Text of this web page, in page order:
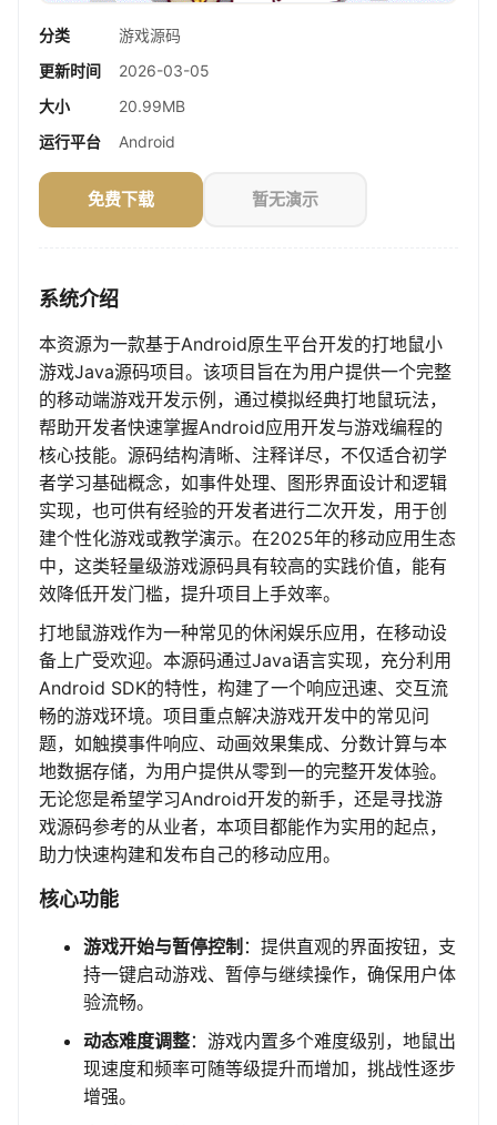
分类
游戏源码
更新时间
2026-03-05
大小
20.99MB
运行平台
Android
免费下载 暂无演示
系统介绍
本资源为一款基于Android原生平台开发的打地鼠小
游戏Java源码项目。该项目旨在为用户提供一个完整
的移动端游戏开发示例，通过模拟经典打地鼠玩法，
帮助开发者快速掌握Android应用开发与游戏编程的
核心技能。源码结构清晰、注释详尽，不仅适合初学
者学习基础概念，如事件处理、图形界面设计和逻辑
实现，也可供有经验的开发者进行二次开发，用于创
建个性化游戏或教学演示。在2025年的移动应用生态
中，这类轻量级游戏源码具有较高的实践价值，能有
效降低开发门槛，提升项目上手效率。
打地鼠游戏作为一种常见的休闲娱乐应用，在移动设
备上广受欢迎。本源码通过Java语言实现，充分利用
Android SDK的特性，构建了一个响应迅速、交互流
畅的游戏环境。项目重点解决游戏开发中的常见问
题，如触摸事件响应、动画效果集成、分数计算与本
地数据存储，为用户提供从零到一的完整开发体验。
无论您是希望学习Android开发的新手，还是寻找游
戏源码参考的从业者，本项目都能作为实用的起点，
助力快速构建和发布自己的移动应用。
核心功能
游戏开始与暂停控制 ：提供直观的界面按钮，支
持一键启动游戏、暂停与继续操作，确保用户体
验流畅。
动态难度调整：游戏内置多个难度级别，地鼠出
现速度和频率可随等级提升而增加，挑战性逐步
增强。